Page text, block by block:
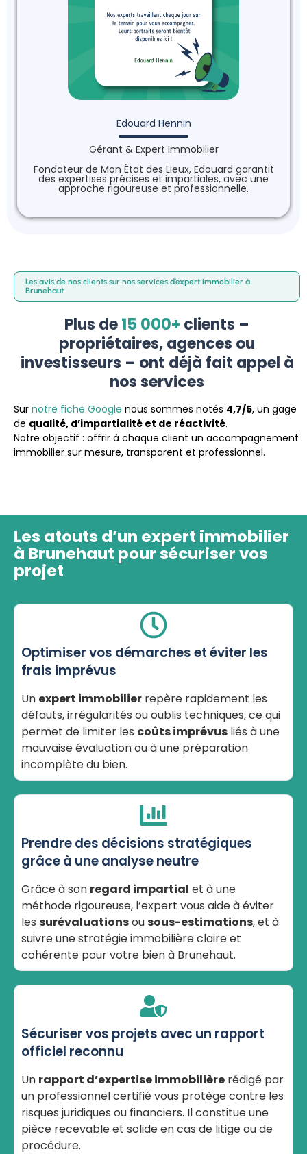
Edouard Hennin
Gérant & Expert Immobilier
Fondateur de Mon État des Lieux, Edouard garantit
des expertises précises et impartiales, avec une
approche rigoureuse et professionnelle.
Les avis de nos clients sur nos services d’expert immobilier à
Brunehaut
Plus de15 000+ clients –
propriétaires, agences ou
investisseurs – ont déjà fait appel à
nos services
Sur notre fiche Google nous sommes notés 4,7/5, un gage
de qualité, d’impartialité et de réactivité.
Notre objectif : offrir à chaque client un accompagnement
immobilier sur mesure, transparent et professionnel.
Les atouts d’un expert immobilier
à Brunehaut pour sécuriser vos
projet
Optimiser vos démarches et éviter les
frais imprévus
Un expert immobilier repère rapidement les
défauts, irrégularités ou oublis techniques, ce qui
permet de limiter les coûts imprévus liés à une
mauvaise évaluation ou à une préparation
incomplète du bien.
Prendre des décisions stratégiques
grâce à une analyse neutre
Grâce à son regard impartial et à une
méthode rigoureuse, l’expert vous aide à éviter
les surévaluationsousous-estimations, et à
suivre une stratégie immobilière claire et
cohérente pour votre bien à Brunehaut.
Sécuriser vos projets avec un rapport
officiel reconnu
Un rapport d’expertise immobilière rédigé par
un professionnel certifié vous protège contre les
risques juridiques ou financiers. Il constitue une
pièce recevable et solide en cas de litige ou de
procédure.